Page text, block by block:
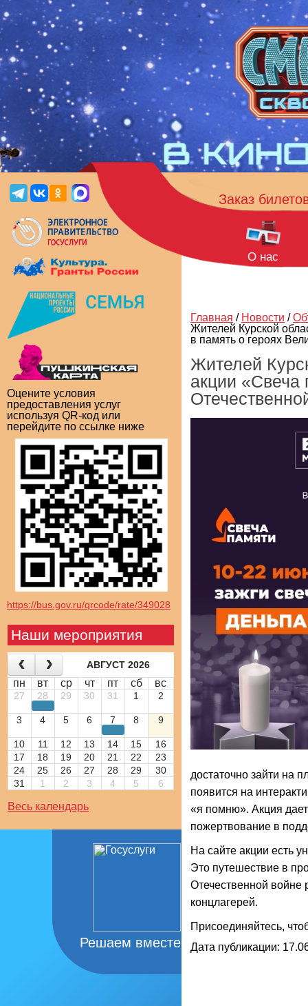
Оцените условия
предоставления услуг
используя QR-код или
перейдите по ссылке ниже
https://bus.gov.ru/qrcode/rate/349028
Наши мероприятия
АВГУСТ 2026
пн вт ср чт пт сб вс
27 28 29 30 31 1 2
3 4 5 6 7 8 9
10 11 12 13 14 15
16
17
18 19 20 21 22
23
24
25 26 27 28 29
30
31
1 2 3 4 5 6
Весь календарь
Решаем вместе
Заказ
О нас
Главная / Новости /
Жителей Курской
в память о героях
Жителей
акции «Свеча
достаточно зайти на
появится на
«я помню». Акция
пожертвование в
На сайте акции есть
Это путешествие в
Отечественной войне
концлагерей.
Присоединяйтесь,
Дата публикации: